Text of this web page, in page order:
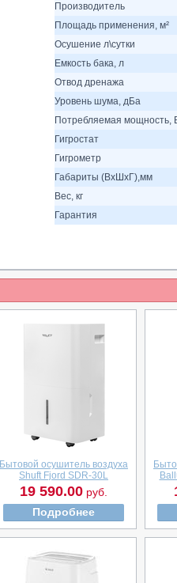
Производитель
Площадь применения, м²
Осушение л\сутки
Емкость бака, л
Отвод дренажа
Уровень шума, дБа
Потребляемая мощность,
Гигростат
Гигрометр
Габариты (ВхШхГ),мм
Вес, кг
Гарантия
Бытовой осушитель воздуха
Shuft Fjord SDR-30L
19 590.00 руб.
Подробнее